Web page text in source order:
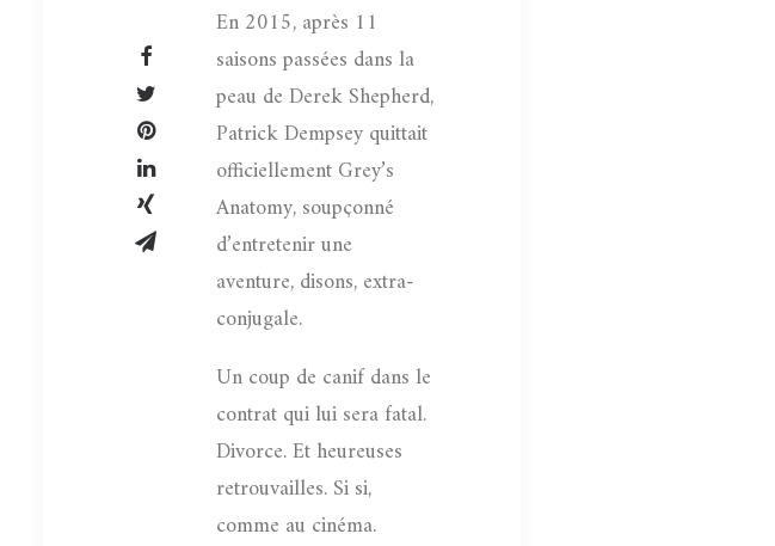
En 2015, après 11
saisons passées dans la
peau de Derek Shepherd,
Patrick Dempsey quittait
officiellement Grey’s
Anatomy, soupçonné
d’entretenir une
aventure, disons, extra-
conjugale.
Un coup de canif dans le
contrat qui lui sera fatal.
Divorce. Et heureuses
retrouvailles. Si si,
comme au cinéma.